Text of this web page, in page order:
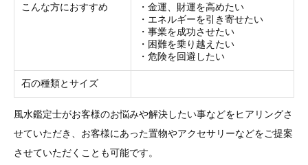
こんな方におすすめ
・金運、財運を高めたい
・エネルギーを引き寄せたい
・事業を成功させたい
・困難を乗り越えたい
・危険を回避したい
石の種類とサイズ
風水鑑定士がお客様のお悩みや解決したい事などをヒアリングさ
せていただき、お客様にあった置物やアクセサリーなどをご提案
させていただくことも可能です。